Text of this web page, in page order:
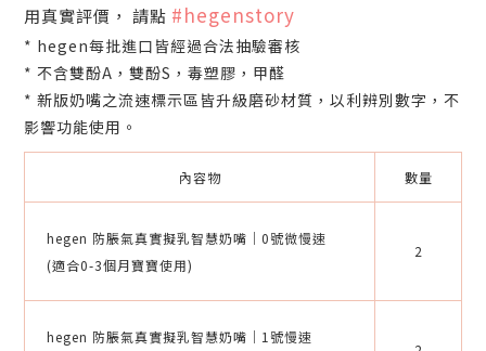
用真實評價， 請點 #hegenstory
* hegen每批進口皆經過合法抽驗審核
* 不含雙酚A，雙酚S，毒塑膠，甲醛
* 新版奶嘴之流速標示區皆升級磨砂材質，以利辨別數字，不
影響功能使用。
內容物 數量
hegen 防脹氣真實擬乳智慧奶嘴｜0號微慢速
(適合0-3個月寶寶使用)
2
hegen 防脹氣真實擬乳智慧奶嘴｜1號慢速